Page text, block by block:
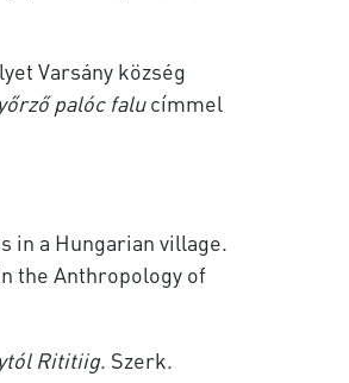
Varsány község
palóc falucímmel
in a Hungarian village.
the Anthropology of
Rititiig. Szerk.